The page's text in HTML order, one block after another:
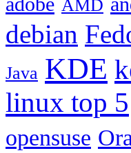
AMD
debian
Java KDE
linux top 5
opensuse